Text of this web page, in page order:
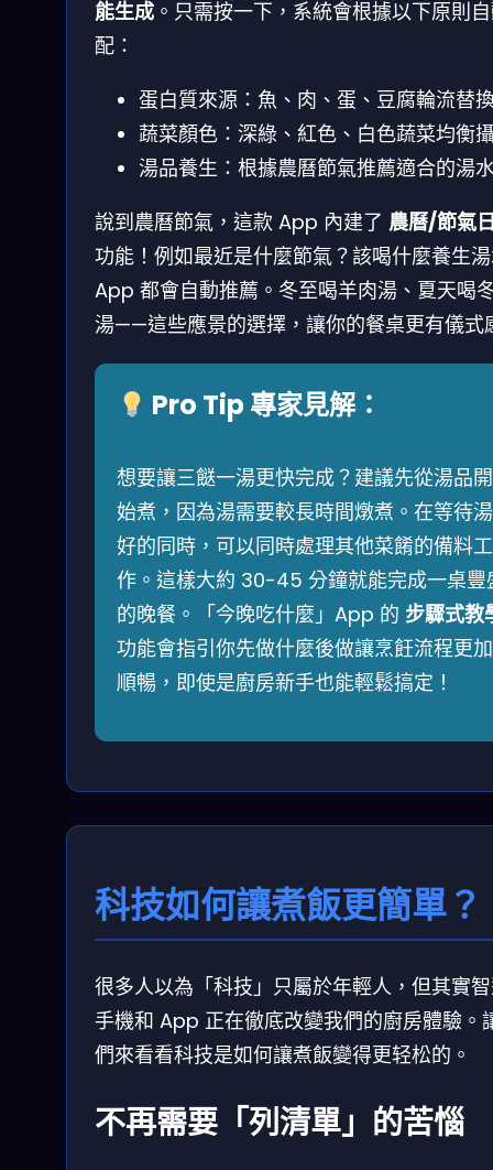
能生成 。只需按一下，系統會根據以下原則
配：
蛋白質來源：魚、肉、蛋、豆腐輪流替
蔬菜顏色：深綠、紅色、白色蔬菜均衡
湯品養生：根據農曆節氣推薦適合的湯
說到農曆節氣，這款 App 內建了 農曆/節氣
功能！例如最近是什麼節氣？該喝什麼養生
App 都會自動推薦。冬至喝羊肉湯、夏天喝
湯——這些應景的選擇，讓你的餐桌更有儀式
Pro Tip 專家見解：
想要讓三餸一湯更快完成？建議先從湯品開
始煮，因為湯需要較長時間燉煮。在等待湯
好的同時，可以同時處理其他菜餚的備料工
作。這樣大約 30-45 分鐘就能完成一桌豐
的晚餐。「今晚吃什麼」App 的 步驟式教
功能會指引你先做什麼後做讓烹飪流程更加
順暢，即使是廚房新手也能輕鬆搞定！
科技如何讓煮飯更簡單？
很多人以為「科技」只屬於年輕人，但其實
手機和 App 正在徹底改變我們的廚房體驗。
們來看看科技是如何讓煮飯變得更轻松的。
不再需要「列清單」的苦惱